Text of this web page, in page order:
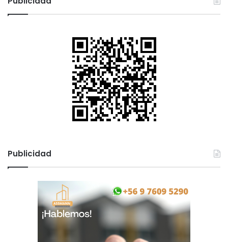
Publicidad